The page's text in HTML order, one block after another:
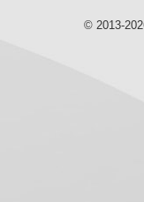
© 2013-